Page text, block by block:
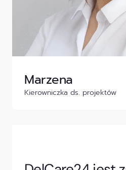
Marzena
Kierowniczka ds. projektów